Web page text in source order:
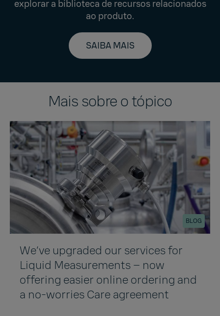
explorar a biblioteca de recursos relacionados
ao produto.
SAIBA MAIS
Mais sobre o tópico
BLOG
We’ve upgraded our services for
Liquid Measurements – now
offering easier online ordering and
a no-worries Care agreement